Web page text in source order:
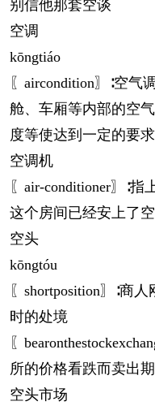
别信他那套空谈
空调
kōngtiáo
〖aircondition〗∶空气
舱、车厢等内部的空
度等使达到一定的要求
空调机
〖air-conditioner〗∶指
这个房间已经安上了
空头
kōngtóu
〖shortposition〗∶商
时的处境
〖
所的价格看跌而卖出
空头市场